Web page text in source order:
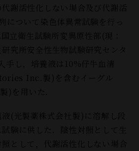
謝活性化しない場合及び代謝活
について染色体異常試験を行っ
立衛生試験所変異原性部(現：
究所安全性生物試験研究センタ
手し，培養液は 10%仔牛血清
Inc.製)を含むイーグル
を用いた．
(光製薬株式会社製 ) に溶解し段
験に供した．陰性対照として生
として，代謝活性化しない場合